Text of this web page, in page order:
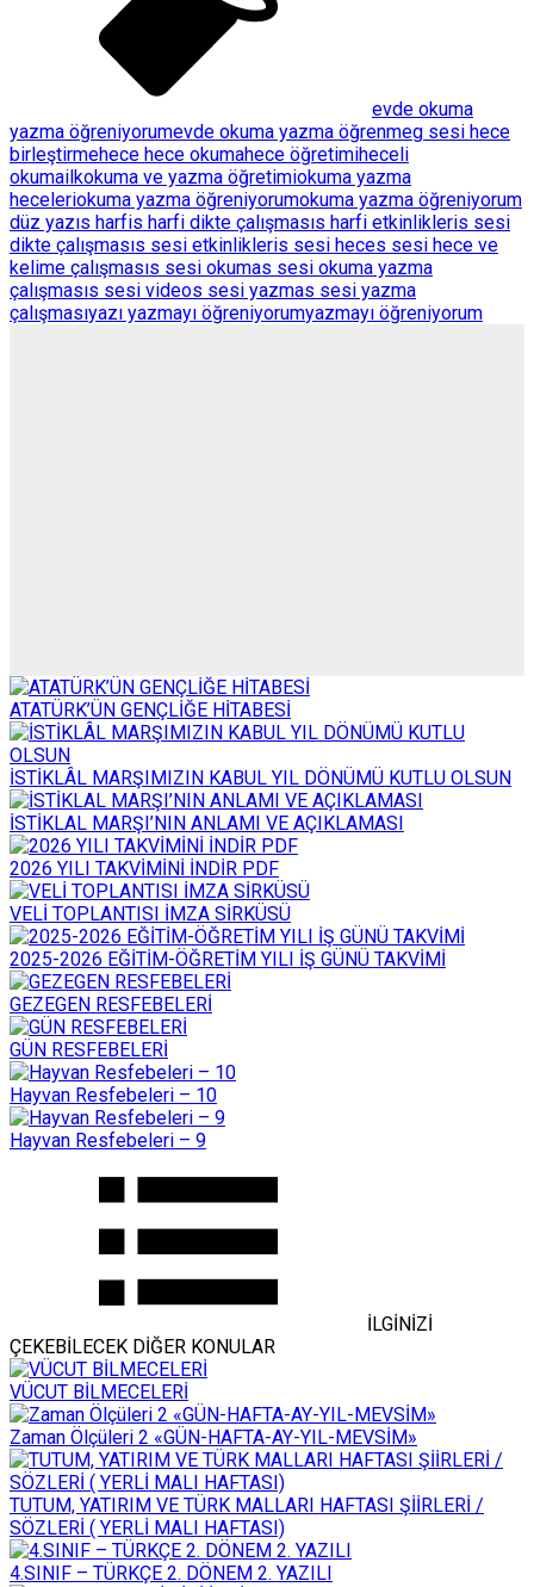
evde okuma
yazma öğreniyorumevde okuma yazma öğrenmeg sesi hece
birleştirmehece hece okumahece öğretimiheceli
okumailkokuma ve yazma öğretimiokuma yazma
heceleriokuma yazma öğreniyorumokuma yazma öğreniyorum
düz yazıs harfis harfi dikte çalışmasıs harfi etkinlikleris sesi
dikte çalışmasıs sesi etkinlikleris sesi heces sesi hece ve
kelime çalışmasıs sesi okumas sesi okuma yazma
çalışmasıs sesi videos sesi yazmas sesi yazma
çalışmasıyazı yazmayı öğreniyorumyazmayı öğreniyorum
ATATÜRK’ÜN GENÇLİĞE HİTABESİ
İSTİKLÂL MARŞIMIZIN KABUL YIL DÖNÜMÜ KUTLU OLSUN
İSTİKLAL MARŞI’NIN ANLAMI VE AÇIKLAMASI
2026 YILI TAKVİMİNİ İNDİR PDF
VELİ TOPLANTISI İMZA SİRKÜSÜ
2025-2026 EĞİTİM-ÖĞRETİM YILI İŞ GÜNÜ TAKVİMİ
GEZEGEN RESFEBELERİ
GÜN RESFEBELERİ
Hayvan Resfebeleri – 10
Hayvan Resfebeleri – 9
İLGİNİZİ
ÇEKEBİLECEK DİĞER KONULAR
VÜCUT BİLMECELERİ
Zaman Ölçüleri 2 «GÜN-HAFTA-AY-YIL-MEVSİM»
TUTUM, YATIRIM VE TÜRK MALLARI HAFTASI ŞİİRLERİ /
SÖZLERİ ( YERLİ MALI HAFTASI)
4.SINIF – TÜRKÇE 2. DÖNEM 2. YAZILI